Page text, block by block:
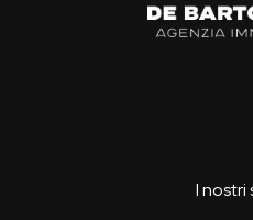
I nostri